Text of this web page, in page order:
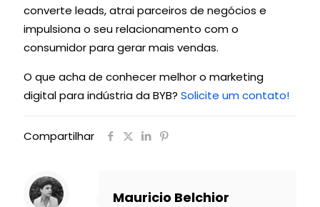
converte leads, atrai parceiros de negócios e
impulsiona o seu relacionamento com o
consumidor para gerar mais vendas.
O que acha de conhecer melhor o marketing
digital para indústria da BYB? Solicite um contato!
Compartilhar
Mauricio Belchior